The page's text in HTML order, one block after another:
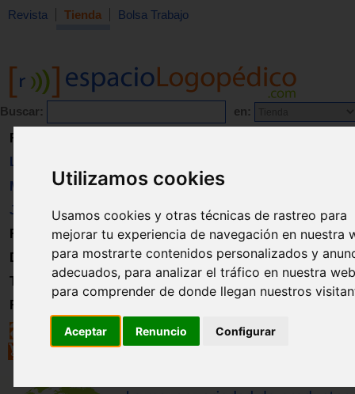
Utilizamos cookies
Usamos cookies y otras técnicas de rastreo para
mejorar tu experiencia de navegación en nuestra
para mostrarte contenidos personalizados y
adecuados, para analizar el tráfico en nuestra
para comprender de donde llegan nuestros
Aceptar Renuncio Configurar
Revista Tienda Bolsa Trabajo
Buscar: en:
Revista
Libros
Material
Juguetes
Formación
Directorio
Trabajo
Registro